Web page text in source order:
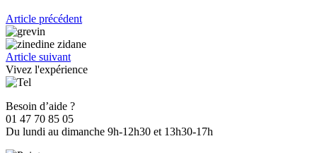
Article précédent
Article suivant
Vivez l'expérience
Besoin d’aide ?
01 47 70 85 05
Du lundi au dimanche 9h-12h30 et 13h30-17h